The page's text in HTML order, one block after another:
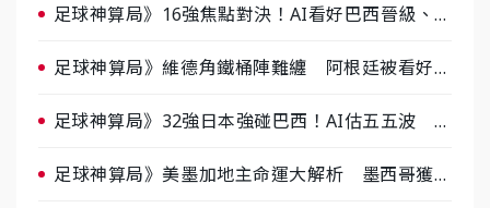
足球神算局》16強焦點對決！AI看好巴西晉級、數
足球神算局》維德角鐵桶陣難纏 阿根廷被看好下
足球神算局》32強日本強碰巴西！AI估五五波 牛
足球神算局》美墨加地主命運大解析 墨西哥獲數